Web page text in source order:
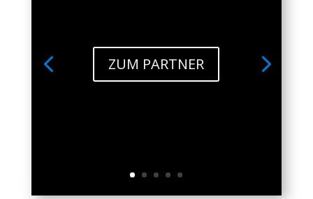
ZUM PARTNER